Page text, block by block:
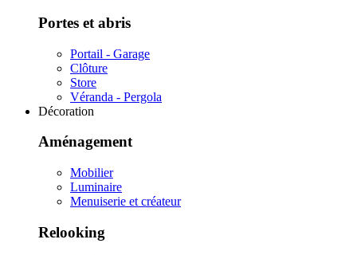
Portes et abris
Portail - Garage
Clôture
Store
Véranda - Pergola
Décoration
Aménagement
Mobilier
Luminaire
Menuiserie et créateur
Relooking